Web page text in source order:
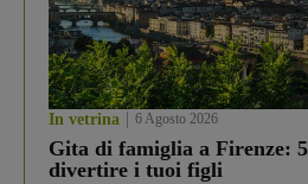
In vetrina 6 Agosto 2026
Gita di famiglia a Firenze:
divertire i tuoi figli